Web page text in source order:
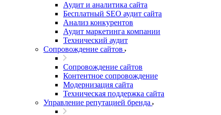
Аудит и аналитика сайта
Бесплатный SEO аудит сайта
Анализ конкурентов
Аудит маркетинга компании
Технический аудит
Сопровождение сайтов
Сопровождение сайтов
Контентное сопровождение
Модернизация сайта
Техническая поддержка сайта
Управление репутацией бренда